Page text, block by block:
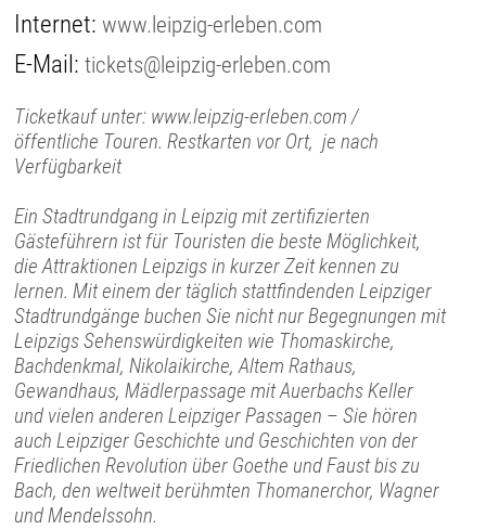
Internet:www.leipzig-erleben.com
E-Mail:tickets@leipzig-erleben.com
Ticketkauf unter: www.leipzig-erleben.com /
öffentliche Touren. Restkarten vor Ort, je nach
Verfügbarkeit
Ein Stadtrundgang in Leipzig mit zertifizierten
Gästeführern ist für Touristen die beste Möglichkeit,
die Attraktionen Leipzigs in kurzer Zeit kennen zu
lernen. Mit einem der täglich stattfindenden Leipziger
Stadtrundgänge buchen Sie nicht nur Begegnungen mit
Leipzigs Sehenswürdigkeiten wie Thomaskirche,
Bachdenkmal, Nikolaikirche, Altem Rathaus,
Gewandhaus, Mädlerpassage mit Auerbachs Keller
und vielen anderen Leipziger Passagen – Sie hören
auch Leipziger Geschichte und Geschichten von der
Friedlichen Revolution über Goethe und Faust bis zu
Bach, den weltweit berühmten Thomanerchor, Wagner
und Mendelssohn.